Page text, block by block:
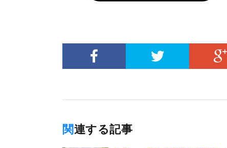
関連する記事